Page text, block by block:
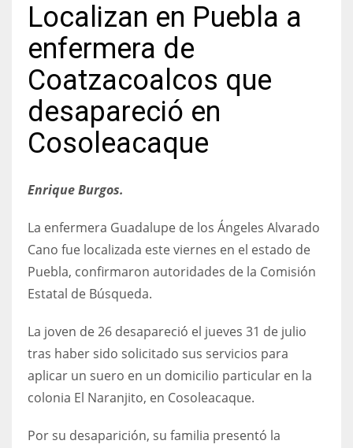
Localizan en Puebla a
enfermera de
Coatzacoalcos que
desapareció en
Cosoleacaque
Enrique Burgos.
La enfermera Guadalupe de los Ángeles Alvarado
Cano fue localizada este viernes en el estado de
Puebla, confirmaron autoridades de la Comisión
Estatal de Búsqueda.
La joven de 26 desapareció el jueves 31 de julio
tras haber sido solicitado sus servicios para
aplicar un suero en un domicilio particular en la
colonia El Naranjito, en Cosoleacaque.
Por su desaparición, su familia presentó la